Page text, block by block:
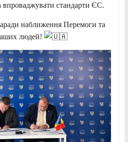
впроваджувати стандарти ЄС.
наближення Перемоги та
людей!